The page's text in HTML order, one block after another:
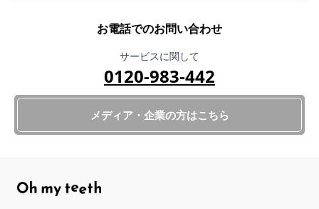
お電話でのお問い合わせ
サービスに関して
0120-983-442
メディア・企業の方はこちら